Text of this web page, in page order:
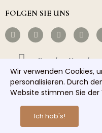
FOLGEN SIE UNS
Kostenloser Versand
Schneller Versand
Copyright © 2026
Wir verwenden Cookies,
personalisieren. Durch
Website stimmen Sie der
Ich hab's!